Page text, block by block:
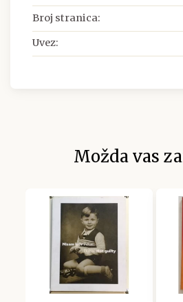
Broj stranica:
Uvez:
Možda vas